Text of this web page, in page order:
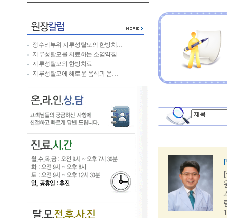
정수리부위 지루성탈모의 한방치…
지루성탈모를 치료하는 소염약침
지루성탈모의 한방치료
지루성탈모에 해로운 음식과 음…